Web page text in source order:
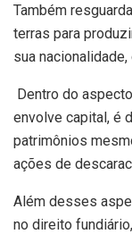
Também
terras para
sua
Dentro do
envolve capital, é
patrimônios
ações de
Além desses
no direito